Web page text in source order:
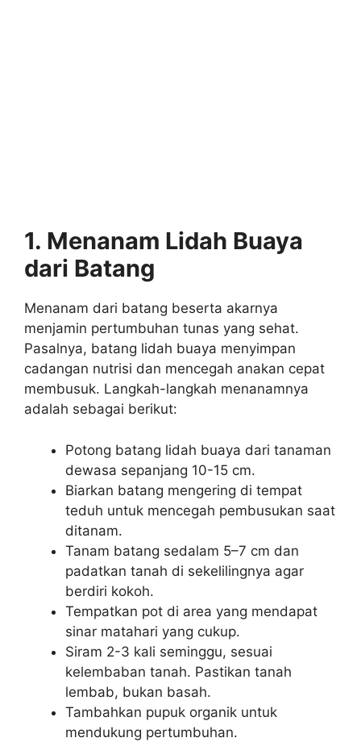
1. Menanam Lidah Buaya
dari Batang
Menanam dari batang beserta akarnya
menjamin pertumbuhan tunas yang sehat.
Pasalnya, batang lidah buaya menyimpan
cadangan nutrisi dan mencegah anakan cepat
membusuk. Langkah-langkah menanamnya
adalah sebagai berikut:
Potong batang lidah buaya dari tanaman
dewasa sepanjang 10-15 cm.
Biarkan batang mengering di tempat
teduh untuk mencegah pembusukan saat
ditanam.
Tanam batang sedalam 5–7 cm dan
padatkan tanah di sekelilingnya agar
berdiri kokoh.
Tempatkan pot di area yang mendapat
sinar matahari yang cukup.
Siram 2-3 kali seminggu, sesuai
kelembaban tanah. Pastikan tanah
lembab, bukan basah.
Tambahkan pupuk organik untuk
mendukung pertumbuhan.